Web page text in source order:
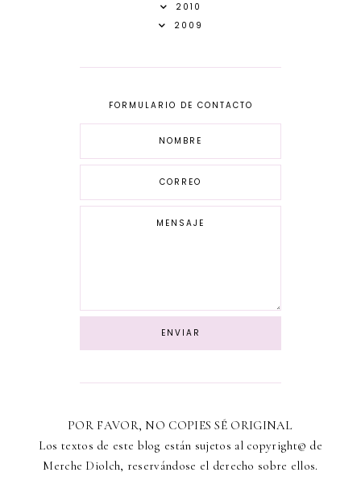
2010
2009
FORMULARIO DE CONTACTO
POR FAVOR, NO COPIES SÉ ORIGINAL
Los textos de este blog están sujetos al copyright© de
Merche Diolch, reservándose el derecho sobre ellos.